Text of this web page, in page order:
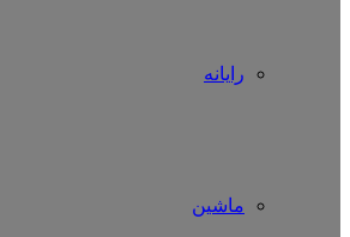
رایانه
ماشین